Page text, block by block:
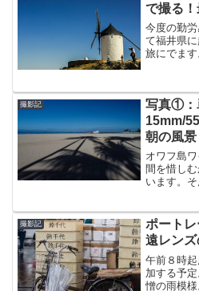
で撮る
今度の勤
て福井県
旅にでま
す。五箇
行機で行く
撮影記
写真①：
15mm/
朝の風景
オワフ島
間を惜し
います。
撮影記
ポート
遠レン
午前８時
加する予
憎の雨模様